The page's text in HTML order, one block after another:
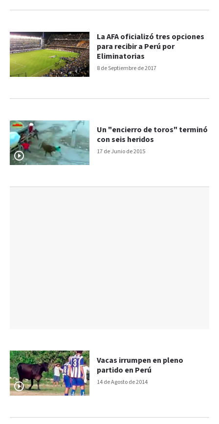
8 de Septiembre de 2017
La AFA oficializó tres opciones
para recibir a Perú por
Eliminatorias
17 de Junio de 2015
Un "encierro de toros" terminó
con seis heridos
14 de Agosto de 2014
Vacas irrumpen en pleno
partido en Perú